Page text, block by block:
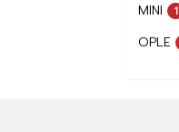
MINI 1
OPLE